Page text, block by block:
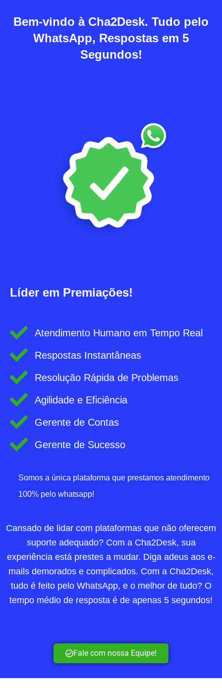
Bem-vindo à Cha2Desk. Tudo pelo
WhatsApp, Respostas em 5
Segundos!
Líder em Premiações!
Atendimento Humano em Tempo Real
Respostas Instantâneas
Resolução Rápida de Problemas
Agilidade e Eficiência
Gerente de Contas
Gerente de Sucesso
Somos a única plataforma que prestamos atendimento
100% pelo whatsapp!
Cansado de lidar com plataformas que não oferecem
suporte adequado? Com a Cha2Desk, sua
experiência está prestes a mudar. Diga adeus aos e-
mails demorados e complicados. Com a Cha2Desk,
tudo é feito pelo WhatsApp, e o melhor de tudo? O
tempo médio de resposta é de apenas 5 segundos!
Fale com nossa Equipe!